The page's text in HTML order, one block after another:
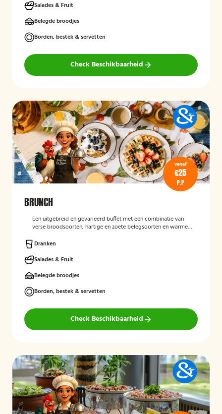
Salades & Fruit
Belegde broodjes
Borden, bestek & servetten
Check Beschikbaarheid
vanaf
€25
P.P
BRUNCH
Een uitgebreid en gevarieerd buffet met een combinatie van
verse broodsoorten, hartige en zoete belegsoorten en warme
dag.
Dranken
Salades & Fruit
Belegde broodjes
Borden, bestek & servetten
Check Beschikbaarheid